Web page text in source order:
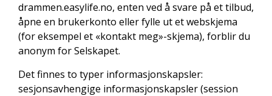
drammen.easylife.no, enten ved å svare på et tilbud,
åpne en brukerkonto eller fylle ut et webskjema
(for eksempel et «kontakt meg»-skjema), forblir du
anonym for Selskapet.
Det finnes to typer informasjonskapsler:
sesjonsavhengige informasjonskapsler (session